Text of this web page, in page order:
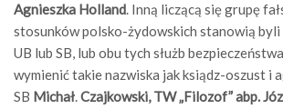
Agnieszka Holland. Inną liczącą się grupę
stosunków polsko-żydowskich stanowią byli
UB lub SB, lub obu tych służb
wymienić takie nazwiska jak ksiądz-oszust i
SB Michał.Czajkowski, TW „Filozof”abp.